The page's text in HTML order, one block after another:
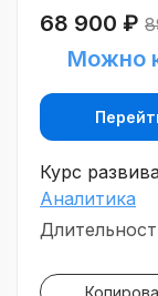
68 900 ₽
Можно
Курс
Аналитика